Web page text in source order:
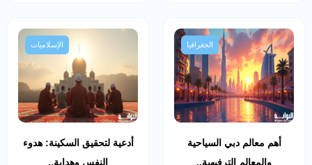
الجغرافيا
أهم معالم دبي السياحية
والمعالم الترفيهية..
الإسلاميات
أدعية لتحقيق السكينة: هدوء
النفس وهداية..